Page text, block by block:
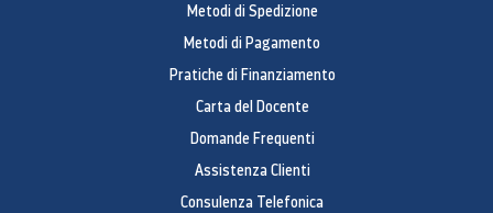
Metodi di Spedizione
Metodi di Pagamento
Pratiche di Finanziamento
Carta del Docente
Domande Frequenti
Assistenza Clienti
Consulenza Telefonica